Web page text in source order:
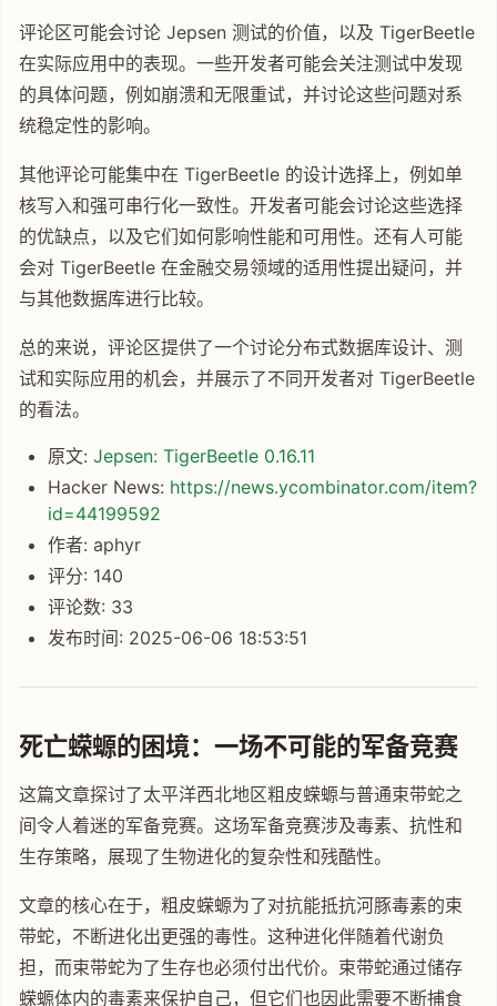
评论区可能会讨论 Jepsen 测试的价值，以及 TigerBeetle
在实际应用中的表现。一些开发者可能会关注测试中发现
的具体问题，例如崩溃和无限重试，并讨论这些问题对系
统稳定性的影响。
其他评论可能集中在 TigerBeetle 的设计选择上，例如单
核写入和强可串行化一致性。开发者可能会讨论这些选择
的优缺点，以及它们如何影响性能和可用性。还有人可能
会对 TigerBeetle 在金融交易领域的适用性提出疑问，并
与其他数据库进行比较。
总的来说，评论区提供了一个讨论分布式数据库设计、测
试和实际应用的机会，并展示了不同开发者对 TigerBeetle
的看法。
原文: Jepsen: TigerBeetle 0.16.11
Hacker News: https://news.ycombinator.com/item?
id=44199592
作者: aphyr
评分: 140
评论数: 33
发布时间: 2025-06-06 18:53:51
死亡蝾螈的困境：一场不可能的军备竞赛
这篇文章探讨了太平洋西北地区粗皮蝾螈与普通束带蛇之
间令人着迷的军备竞赛。这场军备竞赛涉及毒素、抗性和
生存策略，展现了生物进化的复杂性和残酷性。
文章的核心在于，粗皮蝾螈为了对抗能抵抗河豚毒素的束
带蛇，不断进化出更强的毒性。这种进化伴随着代谢负
担，而束带蛇为了生存也必须付出代价。束带蛇通过储存
蝾螈体内的毒素来保护自己，但它们也因此需要不断捕食